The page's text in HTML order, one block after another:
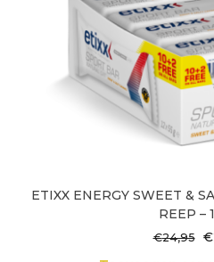
ETIXX ENERGY SWEET &
REEP –
€24,95 €